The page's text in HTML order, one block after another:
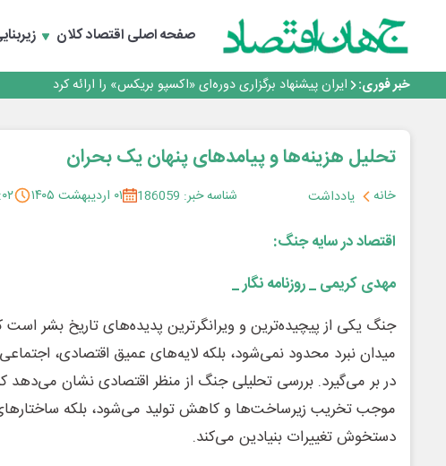
صفحه اصلیاقتصاد کلان
خبر فوری:
روزنامه ۱۷ مرداد
توسعه زنجیره صنعت مس با تکیه بر اکتشاف و مدل‌های نوین تأمین
ایران پیشنهاد برگزاری دوره‌ای «اکسپو بریکس» را ارائه کرد
ایران، شریک راهبردی اتحادیه اقتصادی اوراسیا در مسیر توسعه
روزنامه ۱۷ مرداد
توسعه زنجیره صنعت مس با تکیه بر اکتشاف و مدل‌های نوین تأمین
فولاد غدیر نی‌ریز در جمع ۱۰ شرکت برتر بورس کالا
تحلیل هزینه‌ها و پیامدهای پنهان یک بحران
خانه یادداشت شناسه خبر: 186059 ۰۱ اردیبهشت ۱۴۰۵
اقتصاد در سایه جنگ:
مهدی کریمی _ روزنامه نگار _
جنگ یکی از پیچیده‌ترین و ویرانگرترین پدیده‌های تاریخ بشر است
میدان نبرد محدود نمی‌شود، بلکه لایه‌های عمیق اقتصادی،
در بر می‌گیرد. بررسی تحلیلی جنگ از منظر اقتصادی نشان می‌دهد
موجب تخریب زیرساخت‌ها و کاهش تولید می‌شود، بلکه ساختارهای
دستخوش تغییرات بنیادین می‌کند.